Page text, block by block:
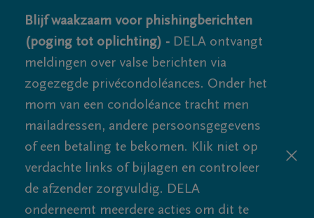
Blijf waakzaam voor phishingberichten
(poging tot oplichting) - DELA ontvangt
meldingen over valse berichten via
zogezegde privécondoléances. Onder het
mom van een condoléance tracht men
mailadressen, andere persoonsgegevens
of een betaling te bekomen. Klik niet op
verdachte links of bijlagen en controleer
de afzender zorgvuldig. DELA
onderneemt meerdere acties om dit te